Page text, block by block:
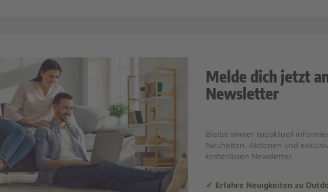
Melde dich jetzt
Newsletter
Bleibe immer topaktuell
Neuheiten, Aktionen und
kostenlosen Newsletter.
✓ Erfahre Neuigkeiten zu